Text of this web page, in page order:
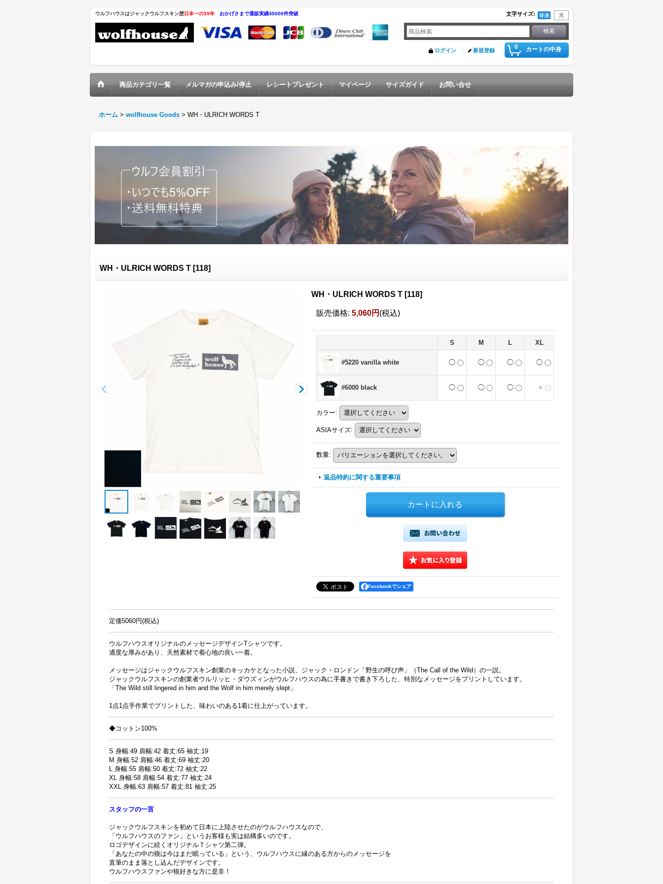
ウルフハウスはジャックウルフスキン歴日本一の39年 おかげさまで通販実績45000件突破 文字サイズ:
0 カートの中身
ログイン 新規登録
商品カテゴリ一覧 メルマガの申込み/停止 レシートプレゼント マイページ サイズガイド お問い合せ
ホーム > wolfhouse Goods > WH・ULRICH WORDS T
WH・ULRICH WORDS T [118]
WH・ULRICH WORDS T [118]
販売価格: 5,060円 (税込)
S M L XL
#5220 vanilla white ◯ ◯ ◯ ◯
#6000 black ◯ ◯ ◯ ×
カラー:
ASIAサイズ:
数量:
返品特約に関する重要事項
Facebookでシェア
定価5060円(税込)
ウルフハウスオリジナルのメッセージデザインTシャツです。
適度な厚みがあり、天然素材で着心地の良い一着。
メッセージはジャックウルフスキン創業のキッカケとなった小説、ジャック・ロンドン「野生の呼び声」（The Call of the Wild）の一説。
ジャックウルフスキンの創業者ウルリッヒ・ダウズィンがウルフハウスの為に手書きで書き下ろした、特別なメッセージをプリントしています。
「The Wild still lingered in him and the Wolf in him merely slept」
1点1点手作業でプリントした、味わいのある1着に仕上がっています。
◆コットン100%
S 身幅:49 肩幅:42 着丈:65 袖丈:19
M 身幅:52 肩幅:46 着丈:69 袖丈:20
L 身幅:55 肩幅:50 着丈:72 袖丈:22
XL 身幅:58 肩幅:54 着丈:77 袖丈:24
XXL 身幅:63 肩幅:57 着丈:81 袖丈:25
スタッフの一言
ジャックウルフスキンを初めて日本に上陸させたのがウルフハウスなので、
「ウルフハウスのファン」というお客様も実は結構多いのです。
ロゴデザインに続くオリジナルＴシャツ第二弾。
「あなたの中の狼は今はまだ眠っている」という、ウルフハウスに縁のある方からのメッセージを
直筆のまま落とし込んだデザインです。
ウルフハウスファンや狼好きな方に是非！